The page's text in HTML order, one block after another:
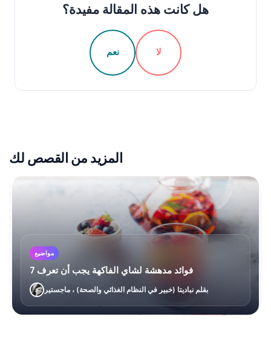
هل كانت هذه المقالة مفيدة؟
نعم لا
المزيد من القصص لك
مواضيع
7 فوائد مدهشة لشاي الفاكهة يجب أن تعرف
بقلم نباديتا (خبير في النظام الغذائي والصحة) ، ماجستير